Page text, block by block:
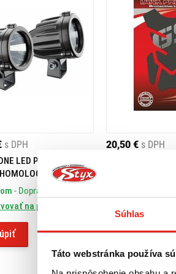
Súhlas
Táto webstránka používa
s DPH
LED PRÍDAVNÉ
- Doprava ZADARMO
na predajni
20,50 € s DPH
Kúpiť